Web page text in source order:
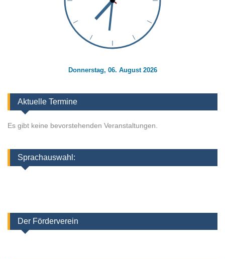
Donnerstag, 06. August 2026
Aktuelle Termine
Es gibt keine bevorstehenden Veranstaltungen.
Sprachauswahl:
Der Förderverein